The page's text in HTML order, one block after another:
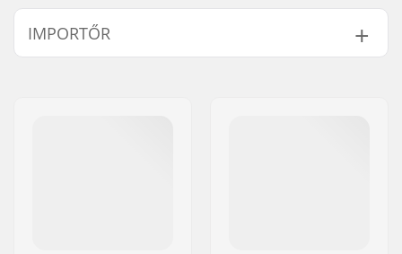
Kompatibilis
felcsatolási rendszer:
Csavarmenetes,
Kiegészítő tartozékok:
M6 Screws For Board
IMPORTŐR